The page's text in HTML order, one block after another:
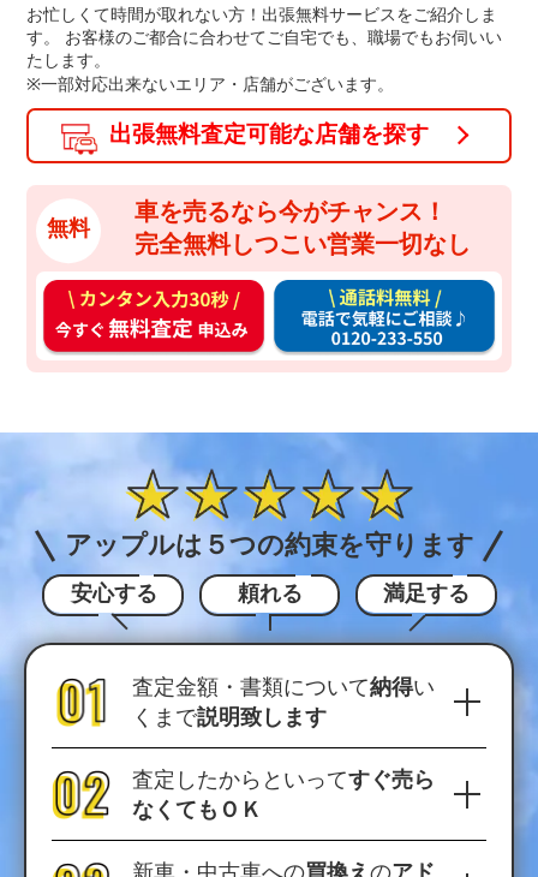
お忙しくて時間が取れない方！出張無料サービスをご紹介しま
す。
お客様のご都合に合わせてご自宅でも、職場でもお伺いい
たします。
※一部対応出来ないエリア・店舗がございます。
出張無料査定可能な店舗を探す
無料
車を売るなら今がチャンス！
完全無料しつこい営業一切なし
カ
ン
タ
ン
力
す
ぐ
無
料
定
申
込
み
通
料
無
お
電
話
で
気
軽
に
ご
談
アップルは５つの約束を守ります
安心する 頼れる 満足する
査定金額・書類について納得い
くまで説明致します
査定したからといってすぐ売ら
なくてもＯＫ